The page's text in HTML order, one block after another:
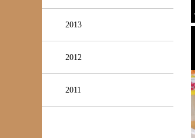
2013
2012
2011